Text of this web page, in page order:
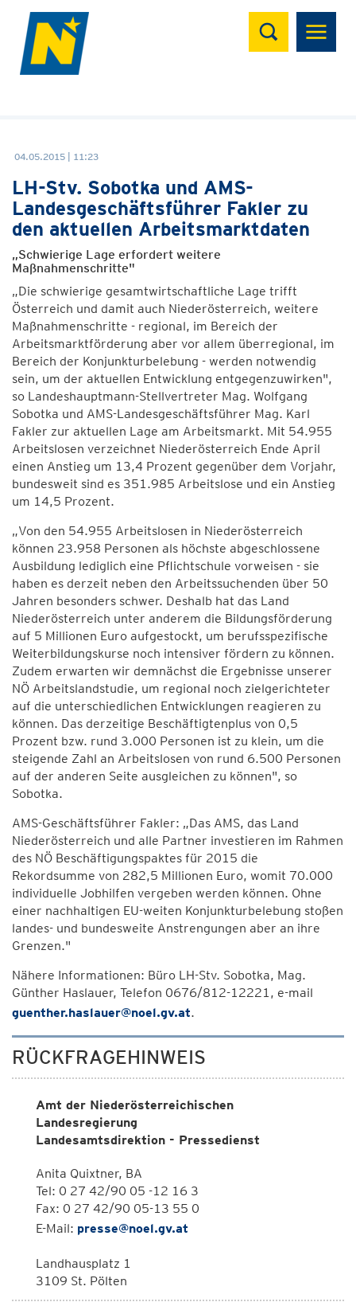
Suchen
04.05.2015 | 11:23
LH-Stv. Sobotka und AMS-
Landesgeschäftsführer Fakler zu
den aktuellen Arbeitsmarktdaten
„Schwierige Lage erfordert weitere
Maßnahmenschritte"
„Die schwierige gesamtwirtschaftliche Lage trifft
Österreich und damit auch Niederösterreich, weitere
Maßnahmenschritte - regional, im Bereich der
Arbeitsmarktförderung aber vor allem überregional, im
Bereich der Konjunkturbelebung - werden notwendig
sein, um der aktuellen Entwicklung entgegenzuwirken",
so Landeshauptmann-Stellvertreter Mag. Wolfgang
Sobotka und AMS-Landesgeschäftsführer Mag. Karl
Fakler zur aktuellen Lage am Arbeitsmarkt. Mit 54.955
Arbeitslosen verzeichnet Niederösterreich Ende April
einen Anstieg um 13,4 Prozent gegenüber dem Vorjahr,
bundesweit sind es 351.985 Arbeitslose und ein Anstieg
um 14,5 Prozent.
„Von den 54.955 Arbeitslosen in Niederösterreich
können 23.958 Personen als höchste abgeschlossene
Ausbildung lediglich eine Pflichtschule vorweisen - sie
haben es derzeit neben den Arbeitssuchenden über 50
Jahren besonders schwer. Deshalb hat das Land
Niederösterreich unter anderem die Bildungsförderung
auf 5 Millionen Euro aufgestockt, um berufsspezifische
Weiterbildungskurse noch intensiver fördern zu können.
Zudem erwarten wir demnächst die Ergebnisse unserer
NÖ Arbeitslandstudie, um regional noch zielgerichteter
auf die unterschiedlichen Entwicklungen reagieren zu
können. Das derzeitige Beschäftigtenplus von 0,5
Prozent bzw. rund 3.000 Personen ist zu klein, um die
steigende Zahl an Arbeitslosen von rund 6.500 Personen
auf der anderen Seite ausgleichen zu können", so
Sobotka.
AMS-Geschäftsführer Fakler: „Das AMS, das Land
Niederösterreich und alle Partner investieren im Rahmen
des NÖ Beschäftigungspaktes für 2015 die
Rekordsumme von 282,5 Millionen Euro, womit 70.000
individuelle Jobhilfen vergeben werden können. Ohne
einer nachhaltigen EU-weiten Konjunkturbelebung stoßen
landes- und bundesweite Anstrengungen aber an ihre
Grenzen."
Nähere Informationen: Büro LH-Stv. Sobotka, Mag.
Günther Haslauer, Telefon 0676/812-12221, e-mail
guenther.haslauer@noel.gv.at.
RÜCKFRAGEHINWEIS
Amt der Niederösterreichischen
Landesregierung
Landesamtsdirektion - Pressedienst
Anita Quixtner, BA
Tel: 0 27 42/90 05 -12 16 3
Fax: 0 27 42/90 05-13 55 0
E-Mail: presse@noel.gv.at
Landhausplatz 1
3109 St. Pölten